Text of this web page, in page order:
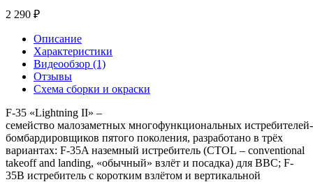
2 290 ₽
Описание
Характеристики
Видеообзор (1)
Отзывы
Схема сборки и окраски
F-35 «Lightning II» –
семейство малозаметных многофункциональных истребителей-
бомбардировщиков пятого поколения, разработано в трёх
вариантах: F-35A наземный истребитель (CTOL – conventional
takeoff and landing, «обычный» взлёт и посадка) для ВВС; F-
35B истребитель с коротким взлётом и вертикальной